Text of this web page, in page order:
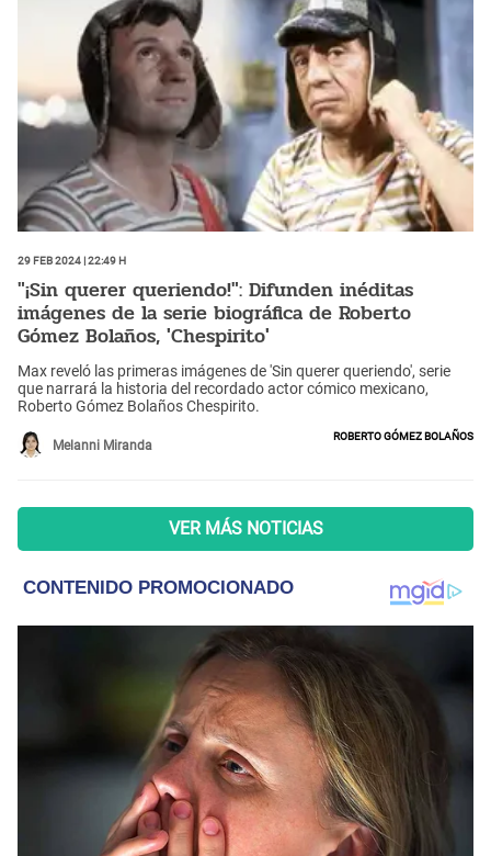
29 Feb 2024 | 22:49 h
"¡Sin querer queriendo!": Difunden inéditas
imágenes de la serie biográfica de Roberto
Gómez Bolaños, 'Chespirito'
Max reveló las primeras imágenes de 'Sin querer queriendo', serie
que narrará la historia del recordado actor cómico mexicano,
Roberto Gómez Bolaños Chespirito.
Melanni Miranda
Roberto Gómez Bolaños
VER MÁS NOTICIAS